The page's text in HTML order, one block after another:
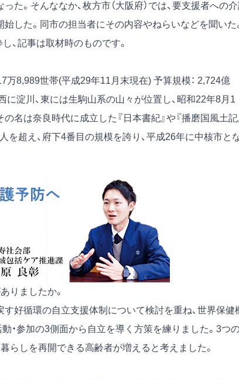
。そんななか、枚方市（大阪府）では、要支援者への
した。同市の担当者にその内容やねらいなどを聞いた
、記事は取材時のものです。
万8,989世帯(平成29年11月末現在) 予算規模： 2,724億
に淀川、東には生駒山系の山々が位置し、昭和22年8月1
名は奈良時代に成立した『日本書紀』や『播磨国風土記
を超え、府下4番目の規模を誇り、平成26年に中核市と
りましたか。
す好循環の自立支援体制について検討を重ね、世界保健
・参加の3側面から自立を導く方策を練りました。3つ
らしを再開できる高齢者が増えると考えました。